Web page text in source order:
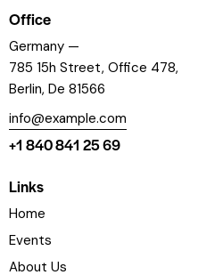
Office
Germany —
785 15h Street, Office 478,
Berlin, De 81566
info@example.com
+1 840 841 25 69
Links
Home
Events
About Us